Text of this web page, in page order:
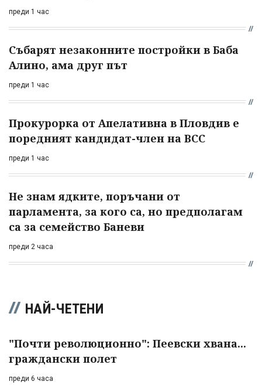
преди 1 час
Събарят незаконните постройки в Баба
Алино, ама друг път
преди 1 час
Прокурорка от Апелативна в Пловдив е
поредният кандидат-член на ВСС
преди 1 час
Не знам ядките, поръчани от
парламента, за кого са, но предполагам
са за семейство Баневи
преди 2 часа
НАЙ-ЧЕТЕНИ
"Почти революционно": Пеевски хвана...
граждански полет
преди 6 часа